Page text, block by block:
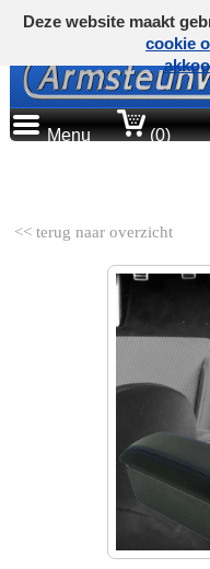
Menu (0)
<< terug naar overzicht
Deze website maakt
cookie